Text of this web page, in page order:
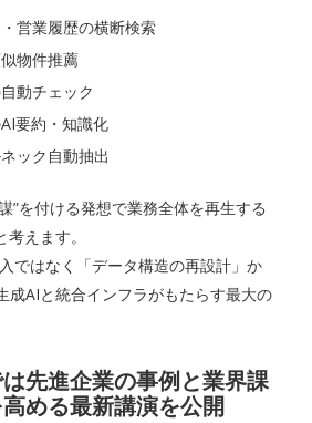
営業履歴の横断検索
物件推薦
動チェック
要約・知識化
ック自動抽出
”を付ける発想で業務全体を再生する
えます。
ではなく「データ構造の再設計」か
AIと統合インフラがもたらす最大の
先進企業の事例と業界課
める最新講演を公開